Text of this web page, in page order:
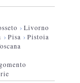
› Livorno
› Pisa › Pistoia